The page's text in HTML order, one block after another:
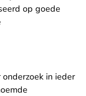
op goede
in ieder